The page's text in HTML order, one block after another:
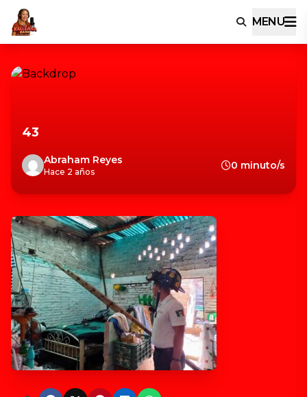
MENU
43
Abraham Reyes
Hace 2 años
0 minuto/s